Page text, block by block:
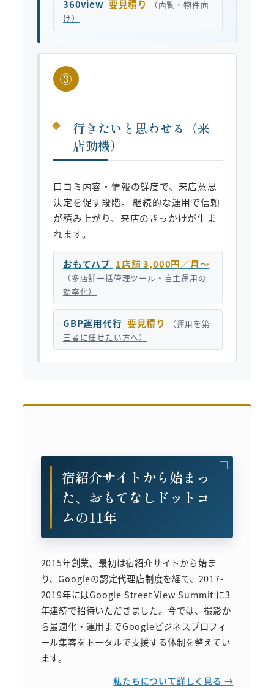
360view 要見積り
（内覧・物件向
け）
③
行きたいと思わせる（来
店動機）
口コミ内容・情報の鮮度で、来店意思
決定を促す段階。 継続的な運用で信頼
が積み上がり、来店のきっかけが生ま
れます。
おもてハブ 1店舗 3,000円／月〜
（多店舗一括管理ツール・自主運用の
効率化）
GBP運用代行 要見積り
（運用を第
三者に任せたい方へ）
宿紹介サイトから始まっ
た、おもてなしドットコ
ムの11年
2015年創業。最初は宿紹介サイトから始ま
り、Googleの認定代理店制度を経て、2017-
2019年にはGoogle Street View Summit に3
年連続で招待いただきました。今では、撮影か
ら最適化・運用までGoogleビジネスプロフィ
ール集客をトータルで支援する体制を整えてい
ます。
私たちについて詳しく見る →